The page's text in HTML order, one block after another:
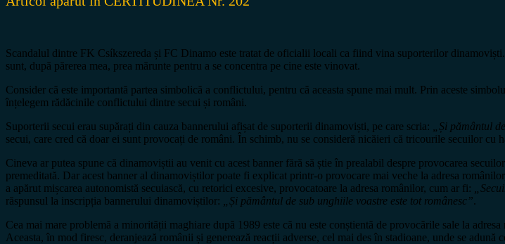
Scandalul dintre FK Csíkszereda și FC Dinamo este tratat de oficialii locali ca fiind vina suporterilor
sunt, după părerea mea, prea mărunte pentru a se concentra pe cine este vinovat.
Consider că este importantă partea simbolică a conflictului, pentru că aceasta spune mai mult. Prin aceste
înțelegem rădăcinile conflictului dintre secui și români.
Suporterii secui erau supărați din cauza bannerului afișat de suporterii dinamoviști, pe care scria:
„Și pământul
secui, care cred că doar ei sunt provocați de români. În schimb, nu se consideră nicăieri că tricourile secuilor
Cineva ar putea spune că dinamoviștii au venit cu acest banner fără să știe în prealabil despre provocarea
premeditată. Dar acest banner al dinamoviștilor poate fi explicat printr-o provocare mai veche la adresa
a apărut mișcarea autonomistă secuiască, cu retorici excesive, provocatoare la adresa românilor, cum ar fi:
răspunsul la inscripția bannerului dinamoviștilor:
„Și pământul de sub unghiile voastre este tot românesc”.
Cea mai mare problemă a minorității maghiare după 1989 este că nu este conștientă de provocările sale la
Aceasta, în mod firesc, deranjează românii și generează reacții adverse, cel mai des în stadioane, unde se